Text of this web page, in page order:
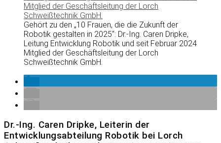
Gehört zu den „10 Frauen, die die Zukunft der
Robotik gestalten in 2025“: Dr.-Ing. Caren Dripke,
Leitung Entwicklung Robotik und seit Februar 2024
Mitglied der Geschäftsleitung der Lorch
Schweißtechnik GmbH.
Dr.-Ing. Caren Dripke, Leiterin der
Entwicklungsabteilung Robotik bei Lorch